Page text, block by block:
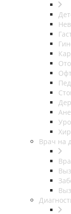
Врач на